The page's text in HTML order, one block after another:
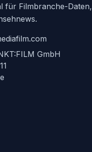
für Filmbranche-Daten,
GmbH